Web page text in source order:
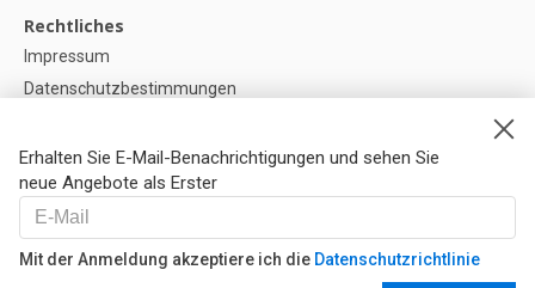
Erhalten Sie E-Mail-Benachrichtigungen und sehen Sie
neue Angebote als Erster
Mit der Anmeldung akzeptiere ich die Datenschutzrichtlinie
Rechtliches
Impressum
Datenschutzbestimmungen
Cookie-Einstellunge
Hilfe
FAQ
Unsere Partner